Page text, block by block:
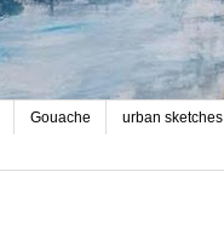
Gouache urban sketches